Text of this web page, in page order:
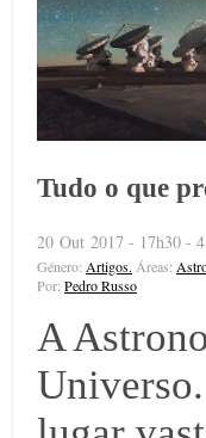
Tudo o que
20 Out 2017 - 17h30 -
Género: Artigos. Áreas:
Por: Pedro Russo
A